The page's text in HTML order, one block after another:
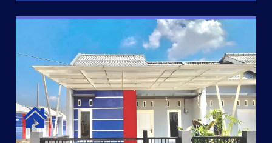
SURYA MADANI SATU
Satu-satunya Hunian nyaman dengan harga subsidi hanya 100
jutaan dengan lokasi strategis di Tuban